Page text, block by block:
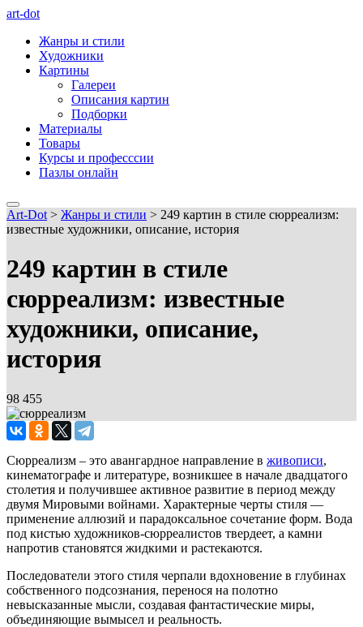
art-dot
Жанры и стили
Художники
Картины
Галереи
Описания картин
Подборки
Материалы
Товары
Курсы и професссии
Пазлы онлайн
Art-Dot > Жанры и стили > 249 картин в стиле сюрреализм:
известные художники, описание, история
249 картин в стиле
сюрреализм: известные
художники, описание,
история
98 455
Сюрреализм – это авангардное направление в живописи,
кинематографе и литературе, возникшее в начале двадцатого
столетия и получившее активное развитие в период между
двумя Мировыми войнами. Характерные черты стиля —
применение аллюзий и парадоксальное сочетание форм. Вода
под кистью художников-сюрреалистов твердеет, а камни
напротив становятся жидкими и растекаются.
Последователи этого стиля черпали вдохновение в глубинах
собственного подсознания, перенося на полотно
невысказанные мысли, создавая фантастические миры,
объединяющие вымысел и реальность.